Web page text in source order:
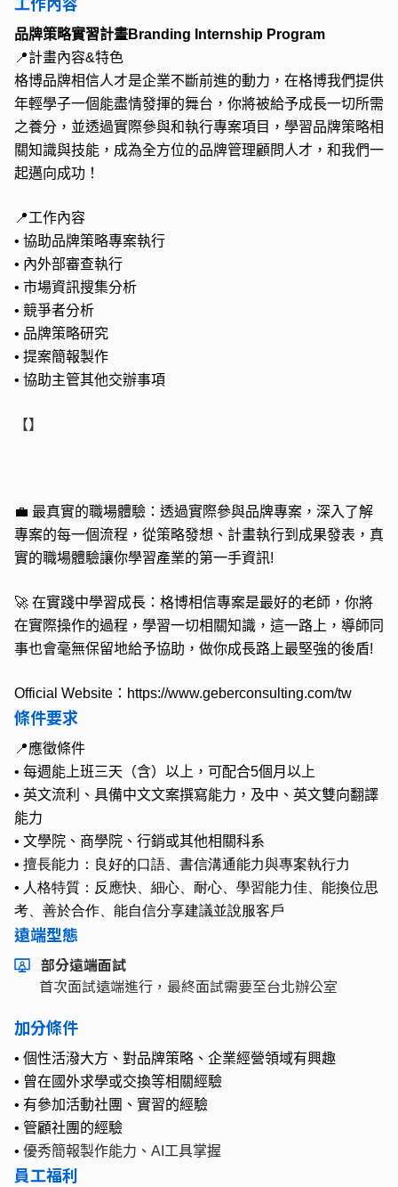
品牌策略實習計畫Branding Internship Program
📍計畫內容&特色
格博品牌相信人才是企業不斷前進的動力，在格博我們提供
年輕學子一個能盡情發揮的舞台，你將被給予成長一切所需
之養分，並透過實際參與和執行專案項目，學習品牌策略相
關知識與技能，成為全方位的品牌管理顧問人才，和我們一
起邁向成功！
📍工作內容
• 協助品牌策略專案執行
• 內外部審查執行
• 市場資訊搜集分析
• 競爭者分析
• 品牌策略研究
• 提案簡報製作
• 協助主管其他交辦事項
【】
💼 最真實的職場體驗：透過實際參與品牌專案，深入了解
專案的每一個流程，從策略發想、計畫執行到成果發表，真
實的職場體驗讓你學習產業的第一手資訊!
🚀 在實踐中學習成長：格博相信專案是最好的老師，你將
在實際操作的過程，學習一切相關知識，這一路上，導師同
事也會毫無保留地給予協助，做你成長路上最堅強的後盾!
Official Website ： https://www.geberconsulting.com/tw
條件要求
📍應徵條件
• 每週能上班三天（含）以上，可配合5個月以上
• 英文流利、具備中文文案撰寫能力，及中、英文雙向翻譯
能力
• 文學院、商學院、行銷或其他相關科系
• 擅長能力：良好的口語、書信溝通能力與專案執行力
• 人格特質：反應快、細心、耐心、學習能力佳、能換位思
考、善於合作、能自信分享建議並說服客戶
遠端型態
部分遠端面試
首次面試遠端進行，最終面試需要至台北辦公室
加分條件
• 個性活潑大方、對品牌策略、企業經營領域有興趣
• 曾在國外求學或交換等相關經驗
• 有參加活動社團、實習的經驗
• 管顧社團的經驗
• 優秀簡報製作能力、AI工具掌握
員工福利